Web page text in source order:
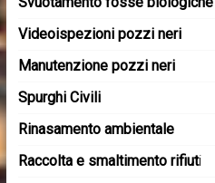
Videoispezioni pozzi neri
Manutenzione pozzi neri
Spurghi Civili
Rinasamento ambientale
Raccolta e smaltimento rifiuti